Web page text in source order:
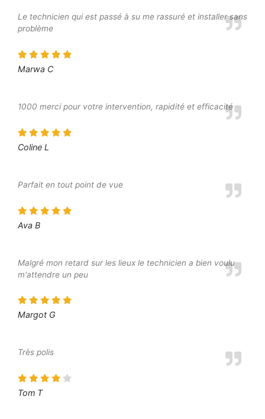
Le technicien qui est passé à su me rassuré et installer sans
problème
Marwa C
1000 merci pour votre intervention, rapidité et efficacité
Coline L
Parfait en tout point de vue
Ava B
Malgré mon retard sur les lieux le technicien a bien voulu
m'attendre un peu
Margot G
Très polis
Tom T